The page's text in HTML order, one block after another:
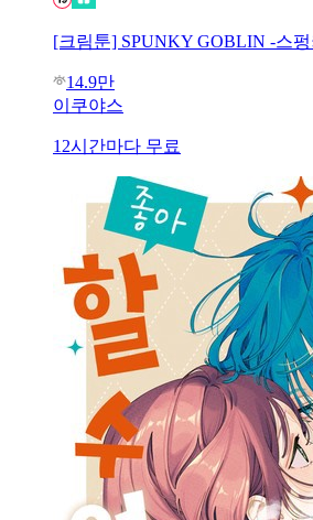
[크림툰] SPUNKY GOBLIN -스
14.9만
이쿠야스
12시간마다 무료